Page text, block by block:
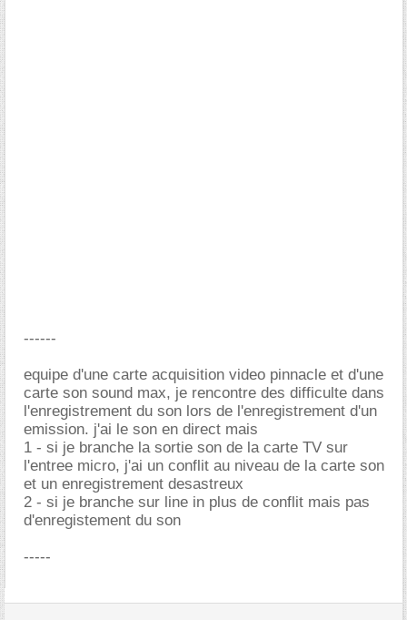
------
equipe d'une carte acquisition video pinnacle et d'une
carte son sound max, je rencontre des difficulte dans
l'enregistrement du son lors de l'enregistrement d'un
emission. j'ai le son en direct mais
1 - si je branche la sortie son de la carte TV sur
l'entree micro, j'ai un conflit au niveau de la carte son
et un enregistrement desastreux
2 - si je branche sur line in plus de conflit mais pas
d'enregistement du son
-----